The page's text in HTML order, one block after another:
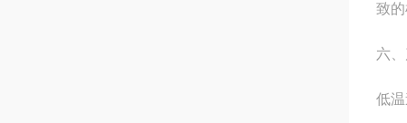
致
六
低